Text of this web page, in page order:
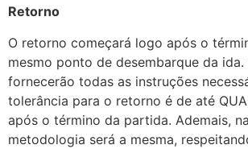
Retorno
O retorno começará logo após o
mesmo ponto de desembarque da ida.
fornecerão todas as instruções
tolerância para o retorno é de até
após o término da partida. Ademais,
metodologia será a mesma,